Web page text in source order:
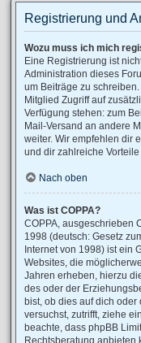
Registrierung und
Wozu muss ich mich
Eine Registrierung ist
Administration dieses
um Beiträge zu
Mitglied Zugriff auf
Verfügung stehen: zum
Mail-Versand an andere
weiter. Wir empfehlen dir
und dir zahlreiche
Nach oben
Was ist COPPA?
COPPA, ausgeschrieben
1998 (deutsch: Gesetz
Internet von 1998) ist ein
Websites, die
Jahren erheben, hierzu
des oder der
bist, ob dies auf dich
versuchst, zutrifft, ziehe
beachte, dass phpBB
Rechtsberatung anbieten